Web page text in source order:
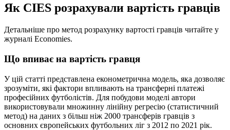
Як CIES розрахували вартість гравців
Детальніше про метод розрахунку вартості гравців читайте у
журналі Economies.
Що впиває на вартість гравця
У цій статті представлена економетрична модель, яка дозволяє
зрозуміти, які фактори впливають на трансферні платежі
професійних футболістів. Для побудови моделі автори
використовували множинну лінійну регресію (статистичний
метод) на даних з більш ніж 2000 трансферів гравців з
основних європейських футбольних ліг з 2012 по 2021 рік.